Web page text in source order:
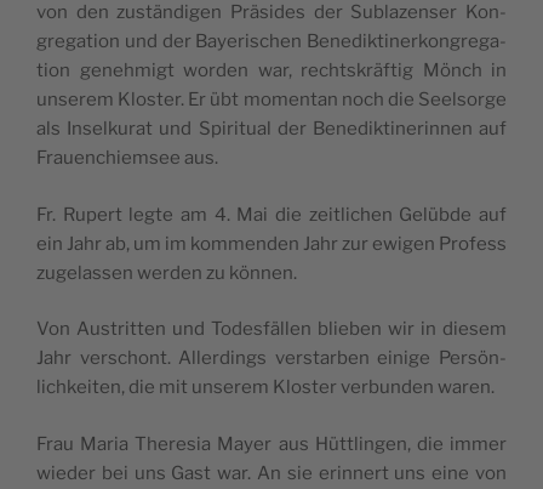
von den zus­tän­di­gen Prä­si­des der Subla­zen­ser Kon­
gre­ga­tion und der Baye­ris­chen Bene­dik­ti­ner­kon­gre­ga­
tion geneh­migt wor­den war, rechts­kräf­tig Mönch in
unse­rem Klos­ter. Er übt momen­tan noch die Seel­sor­ge
als Insel­ku­rat und Spi­ri­tual der Bene­dik­ti­ne­rin­nen auf
Frauen­chiem­see aus.
Fr. Rupert leg­te am 4. Mai die zeitli­chen Gelüb­de auf
ein Jahr ab, um im kom­men­den Jahr zur ewi­gen Pro­fess
zuge­las­sen wer­den zu können.
Von Aus­trit­ten und Todes­fä­llen blie­ben wir in die­sem
Jahr vers­chont. Aller­dings vers­tar­ben eini­ge Per­sön­
lich­kei­ten, die mit unse­rem Klos­ter ver­bun­den waren.
Frau Maria The­re­sia Mayer aus Hüttlin­gen, die immer
wie­der bei uns Gast war. An sie erin­nert uns eine von